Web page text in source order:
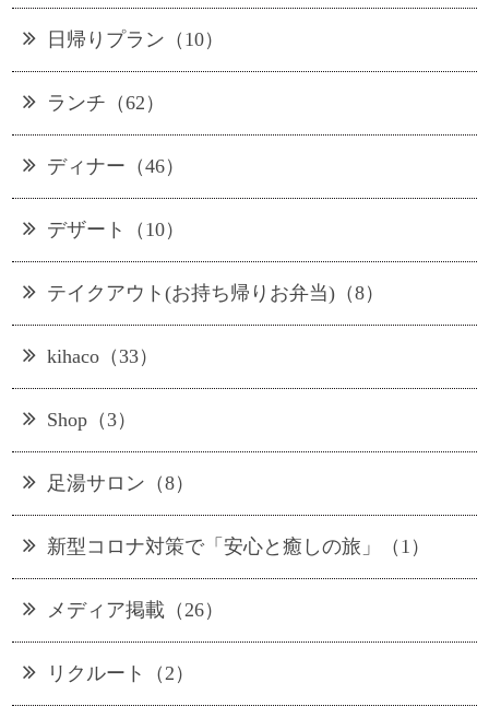
日帰りプラン（10）
ランチ（62）
ディナー（46）
デザート（10）
テイクアウト(お持ち帰りお弁当)（8）
kihaco（33）
Shop（3）
足湯サロン（8）
新型コロナ対策で「安心と癒しの旅」（1）
メディア掲載（26）
リクルート（2）